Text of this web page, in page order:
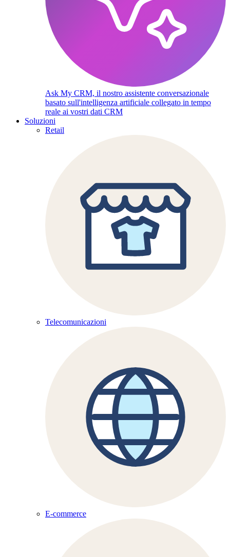
Ask My CRM, il nostro assistente conversazionale
basato sull'intelligenza artificiale collegato in tempo
reale ai vostri dati CRM
Soluzioni
Retail
Telecomunicazioni
E-commerce